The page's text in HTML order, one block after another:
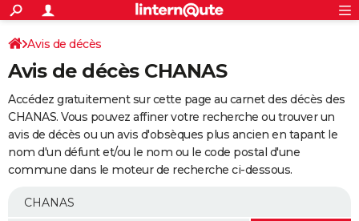
ACTUALITÉS
Politique
Société
Faits Divers
Education
Monde
Villes
+
SPORT
Coupe du monde 2026
Football
Tennis
Cyclisme
Rugby
Forum
Programme TV
TNT
Streaming
Cinéma
Sorties cinéma
Musique
+
FINANCE
Retraite
Epargne
Immobilier
Risques naturels par ville
Banque
Assurance
AUTO
Essais
Réserver un essai
Citadines
Berlines
SUV
Forum auto
+
Mobiles
Meilleur smartphone
Internet
Ordinateurs
Jeux vidéo
Guide high-tech
Avis de décès
Avis de décès CHANAS
Accédez gratuitement sur cette page au carnet des décès des
CHANAS. Vous pouvez affiner votre recherche ou trouver un
avis de décès ou un avis d'obsèques plus ancien en tapant le
nom d'un défunt et/ou le nom ou le code postal d'une
commune dans le moteur de recherche ci-dessous.